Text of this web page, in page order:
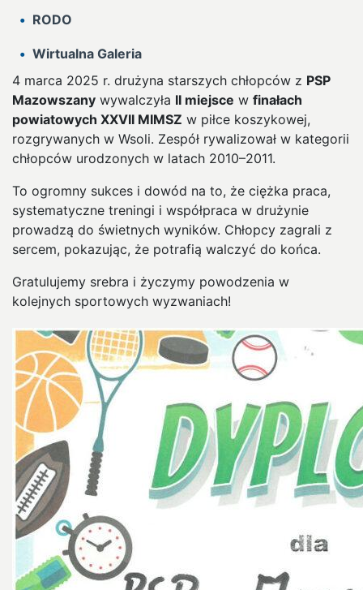
RODO
Wirtualna Galeria
4 marca 2025 r. drużyna starszych chłopców z PSP
Mazowszany wywalczyła II miejsce w finałach
powiatowych XXVII MIMSZ w piłce koszykowej,
rozgrywanych w Wsoli. Zespół rywalizował w kategorii
chłopców urodzonych w latach 2010–2011.
To ogromny sukces i dowód na to, że ciężka praca,
systematyczne treningi i współpraca w drużynie
prowadzą do świetnych wyników. Chłopcy zagrali z
sercem, pokazując, że potrafią walczyć do końca.
Gratulujemy srebra i życzymy powodzenia w
kolejnych sportowych wyzwaniach!